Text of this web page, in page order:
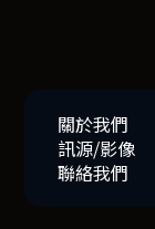
關於我們
訊源/影像
聯絡我們